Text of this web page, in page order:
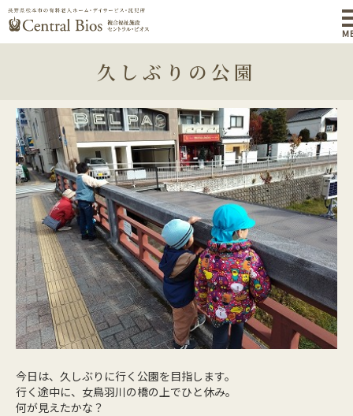
久しぶりの公園
今日は、久しぶりに行く公園を目指します。
行く途中に、女鳥羽川の橋の上でひと休み。
何が見えたかな？